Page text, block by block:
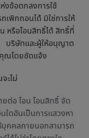
งข้อตกลงการใช้
เพิกถอนได้ มิใช่การให้
หรือโอนสิทธิ์ได้ สิทธิ์ที่
บริษัทและผู้ให้อนุญาต
ณโดยชัดแจ้ง
ะไม่
ต่อ โอน โอนสิทธิ์ จัด
ใดอันเป็นการแสวงหา
บุคคลภายนอกสามารถ